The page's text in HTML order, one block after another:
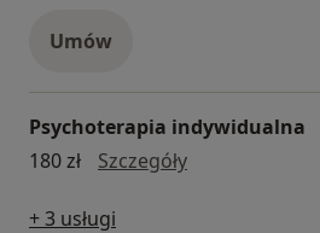
Umów
Psychoterapia indywidualna
180 zł
Szczegółypsychoterapia
+ 3 usługi